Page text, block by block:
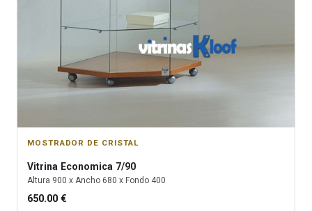
MOSTRADOR DE CRISTAL
Vitrina Economica 7/90
Altura 900 x Ancho 680 x Fondo 400
650.00 €